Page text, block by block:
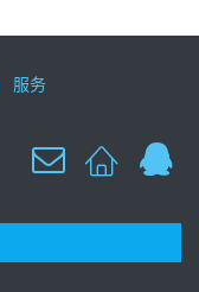
服务